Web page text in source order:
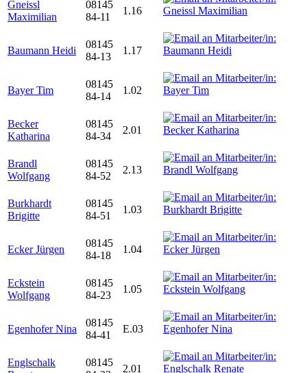
Gneissl
Maximilian
08145
84-11
1.16
Baumann Heidi
08145
84-13
1.17
Bayer Tim
08145
84-14
1.02
Becker
Katharina
08145
84-34
2.01
Brandl
Wolfgang
08145
84-52
2.13
Burkhardt
Brigitte
08145
84-51
1.03
Ecker Jürgen
08145
84-18
1.04
Eckstein
Wolfgang
08145
84-23
1.05
Egenhofer Nina
08145
84-41
E.03
Englschalk
08145
2.01